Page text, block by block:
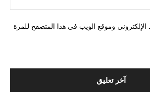
وموقع الويب في هذا المتصفح للمرة